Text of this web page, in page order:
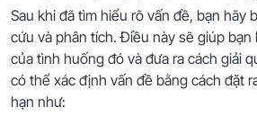
Sau khi đã tìm hiểu rõ vấn đề, bạn hãy
cứu và phân tích. Điều này sẽ giúp
của tình huống đó và đưa ra cách giải
có thể xác định vấn đề bằng cách đặt
hạn như: